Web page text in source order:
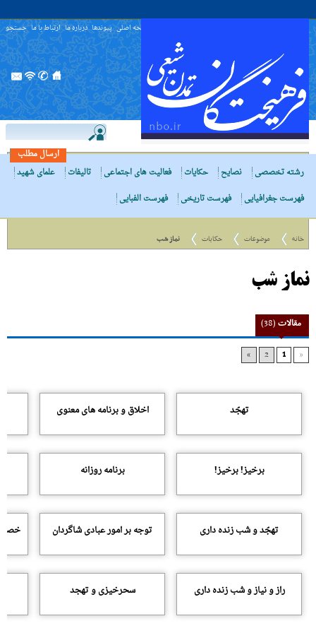
صفحه اصلی پیوندها درباره ما ارتباط با ما جستجو
ارسال مطلب
رشته تخصصی
نصایح حکایات فعالیت های اجتماعی تالیفات
علمای شهید
فهرست جغرافیایی
فهرست تاریخی فهرست الفبایی
خانه موضوعات حکایات نماز شب
نماز شب
مقالات(38)
«
1
2
»
تهجّد اخلاق و برنامه هاى معنوى
برخیز! برخیز! برنامه روزانه
تهجّد و شب زنده دارى توجه بر امور عبادى شاگردان
راز و نیاز و شب زنده دارى سحرخیزی و تهجد